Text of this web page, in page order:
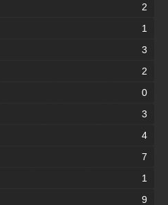
2
1
3
2
0
3
4
7
1
9